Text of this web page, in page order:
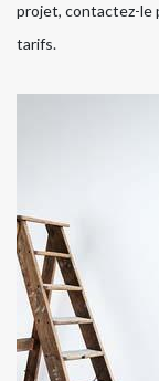
projet, contactez-le
tarifs.